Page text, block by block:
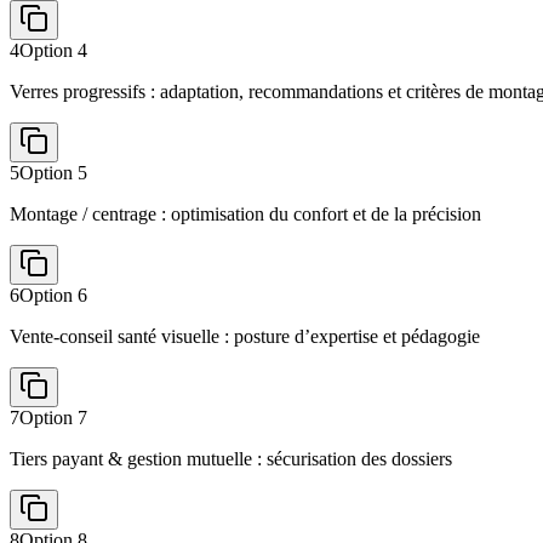
4Option 4
Verres progressifs : adaptation, recommandations et critères de
5Option 5
Montage / centrage : optimisation du confort et de la précision
6Option 6
Vente-conseil santé visuelle : posture d’expertise et pédagogie
7Option 7
Tiers payant & gestion mutuelle : sécurisation des dossiers